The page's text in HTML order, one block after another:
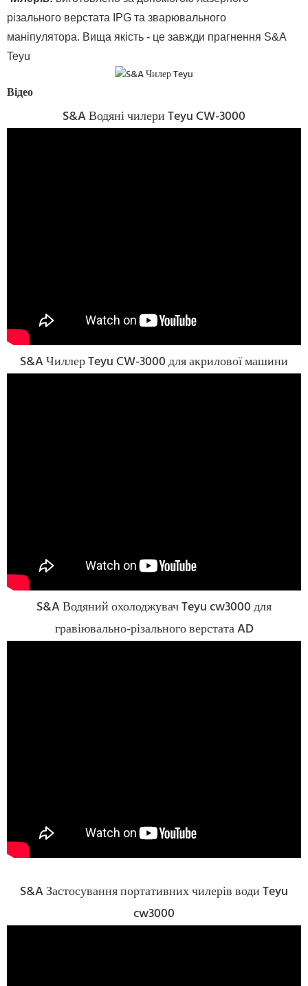
різального верстата IPG та зварювального
маніпулятора. Вища якість - це завжди прагнення S&A
Teyu
Відео
S&A Водяні чилери Teyu CW-3000
S&A Чиллер Teyu CW-3000 для акрилової машини
S&A Водяний охолоджувач Teyu cw3000 для
гравіювально-різального верстата AD
S&A Застосування портативних чилерів води Teyu
cw3000